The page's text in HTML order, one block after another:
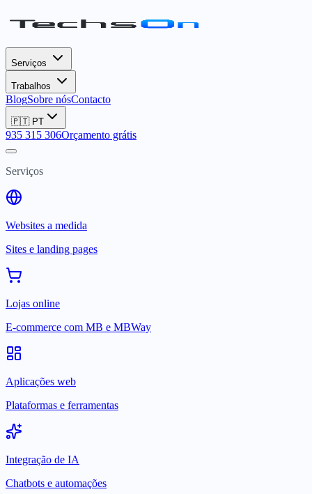
Serviços
Trabalhos
BlogSobre nósContacto
🇵🇹 PT
935 315 306Orçamento grátis
Serviços
Websites a medida
Sites e landing pages
Lojas online
E-commerce com MB e MBWay
Aplicações web
Plataformas e ferramentas
Integração de IA
Chatbots e automações